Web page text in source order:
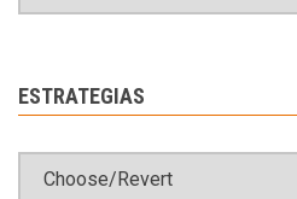
ESTRATEGIAS